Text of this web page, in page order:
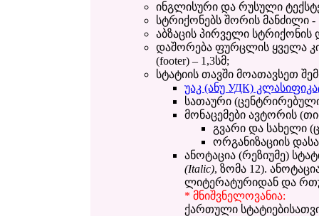
ინგლისური და რუსული
სტრიქონებს შორის მანძილი -
აბზაცის პირველი სტრიქონის
დაშორება ფურცლის ყველა
(footer) – 1,3სმ;
სტატიის თავში მოათავსეთ
უაკ (ანუ УДК)
სათაური
მონაცემები ავტორის
გვარი და სახელი
ორგანიზაციის
ანოტაცია (რეზიუმე)
(Italic), ზომა 12).
ლიტერატურიდან და
* მნიშვნელოვანია:
ქართული